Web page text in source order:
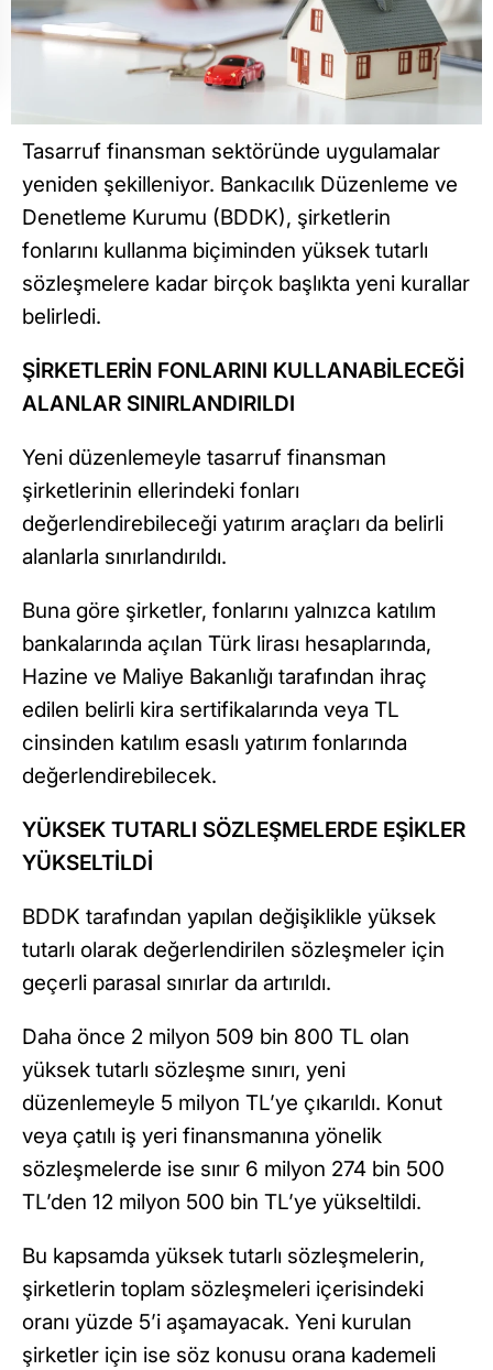
Tasarruf finansman sektöründe uygulamalar
yeniden şekilleniyor. Bankacılık Düzenleme ve
Denetleme Kurumu (BDDK), şirketlerin
fonlarını kullanma biçiminden yüksek tutarlı
sözleşmelere kadar birçok başlıkta yeni kurallar
belirledi.
ŞİRKETLERİN FONLARINI KULLANABİLECEĞİ
ALANLAR SINIRLANDIRILDI
Yeni düzenlemeyle tasarruf finansman
şirketlerinin ellerindeki fonları
değerlendirebileceği yatırım araçları da belirli
alanlarla sınırlandırıldı.
Buna göre şirketler, fonlarını yalnızca katılım
bankalarında açılan Türk lirası hesaplarında,
Hazine ve Maliye Bakanlığı tarafından ihraç
edilen belirli kira sertifikalarında veya TL
cinsinden katılım esaslı yatırım fonlarında
değerlendirebilecek.
YÜKSEK TUTARLI SÖZLEŞMELERDE EŞİKLER
YÜKSELTİLDİ
BDDK tarafından yapılan değişiklikle yüksek
tutarlı olarak değerlendirilen sözleşmeler için
geçerli parasal sınırlar da artırıldı.
Daha önce 2 milyon 509 bin 800 TL olan
yüksek tutarlı sözleşme sınırı, yeni
düzenlemeyle 5 milyon TL’ye çıkarıldı. Konut
veya çatılı iş yeri finansmanına yönelik
sözleşmelerde ise sınır 6 milyon 274 bin 500
TL’den 12 milyon 500 bin TL’ye yükseltildi.
Bu kapsamda yüksek tutarlı sözleşmelerin,
şirketlerin toplam sözleşmeleri içerisindeki
oranı yüzde 5’i aşamayacak. Yeni kurulan
şirketler için ise söz konusu orana kademeli